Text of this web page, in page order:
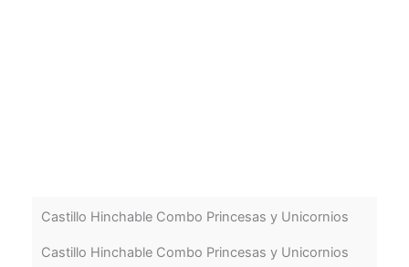
Castillo Hinchable Combo Princesas y Unicornios
Castillo Hinchable Combo Princesas y Unicornios